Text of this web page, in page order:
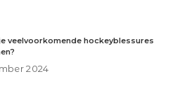
veelvoorkomende hockeyblessures
2024